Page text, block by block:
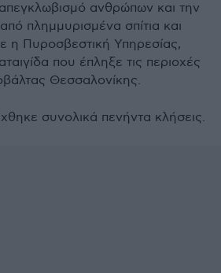
απεγκλωβισμό ανθρώπων και την
πλημμυρισμένα σπίτια και
η Πυροσβεστική Υπηρεσίας,
που έπληξε τις περιοχές
Θεσσαλονίκης.
συνολικά πενήντα κλήσεις.